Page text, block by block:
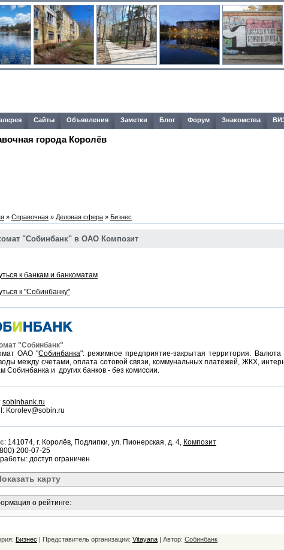
Сайты Объявления Заметки Блог Форум Знакомства
города Королёв
» Справочная » Деловая сфера » Бизнес
"Собинбанк" в ОАО Композит
к банкам и банкоматам
к "Собинбанку"
"Собинбанк"
ОАО "Собинбанка": режимное предприятие-закрытая территория. Валюта
между счетами, оплата сотовой связи, коммунальных платежей, ЖКХ,
Собинбанка и других банков - без комиссии.
: sobinbank.ru
Korolev@sobin.ru
: 141074, г. Королёв, Подлипки, ул. Пионерская, д. 4, Композит
200-07-25
доступ ограничен
карту
о рейтинге:
Бизнес | Представитель организации: Vitayana | Автор: Собинбанк